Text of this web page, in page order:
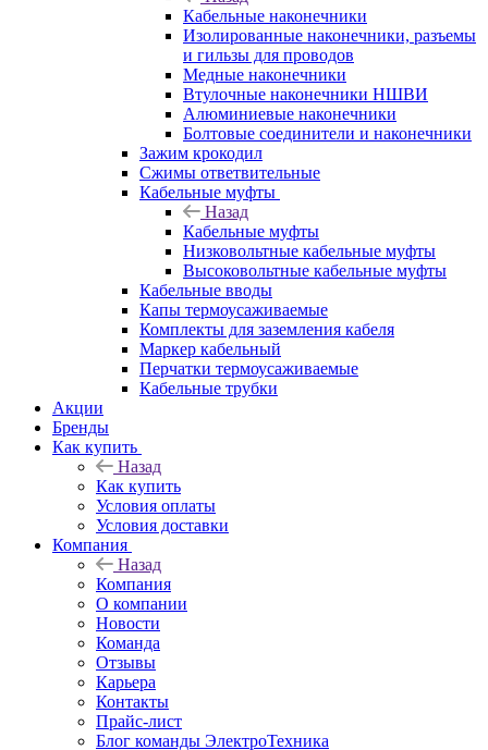
Кабельные наконечники
Изолированные наконечники, разъемы
и гильзы для проводов
Медные наконечники
Втулочные наконечники НШВИ
Алюминиевые наконечники
Болтовые соединители и наконечники
Зажим крокодил
Сжимы ответвительные
Кабельные муфты
Назад
Кабельные муфты
Низковольтные кабельные муфты
Высоковольтные кабельные муфты
Кабельные вводы
Капы термоусаживаемые
Комплекты для заземления кабеля
Маркер кабельный
Перчатки термоусаживаемые
Кабельные трубки
Акции
Бренды
Как купить
Назад
Как купить
Условия оплаты
Условия доставки
Компания
Назад
Компания
О компании
Новости
Команда
Отзывы
Карьера
Контакты
Прайс-лист
Блог команды ЭлектроТехника